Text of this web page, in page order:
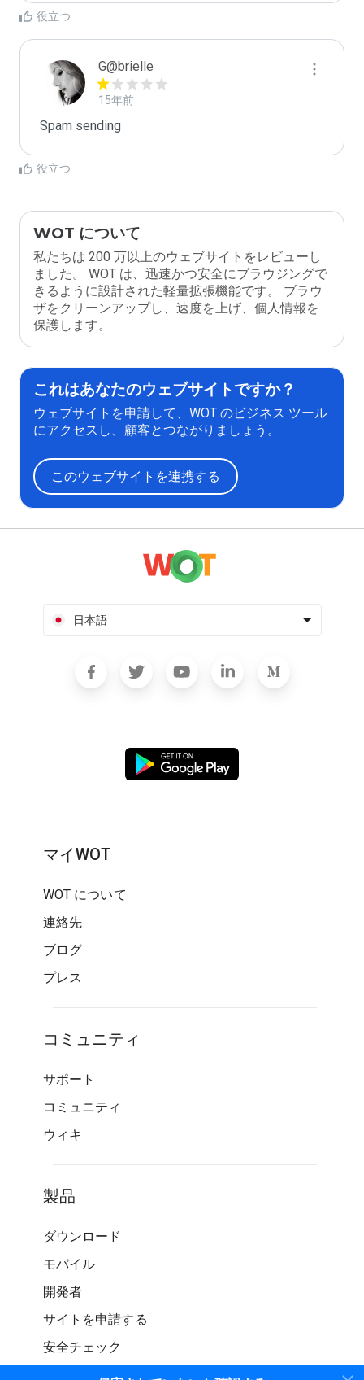
役立つ
G@brielle
15年前
Spam sending
役立つ
WOT について
私たちは 200 万以上のウェブサイトをレビューし
ました。 WOT は、迅速かつ安全にブラウジングで
きるように設計された軽量拡張機能です。 ブラウ
ザをクリーンアップし、速度を上げ、個人情報を
保護します。
これはあなたのウェブサイトですか？
ウェブサイトを申請して、WOT のビジネス ツール
にアクセスし、顧客とつながりましょう。
このウェブサイトを連携する
日本語
マイWOT
WOT について
連絡先
ブログ
プレス
コミュニティ
サポート
コミュニティ
ウィキ
製品
ダウンロード
モバイル
開発者
サイトを申請する
安全チェック